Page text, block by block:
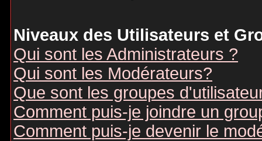
Niveaux des Utilisateurs et
Qui sont les Administrateurs ?
Qui sont les Modérateurs?
Que sont les groupes
Comment puis-je joindre un
Comment puis-je devenir le